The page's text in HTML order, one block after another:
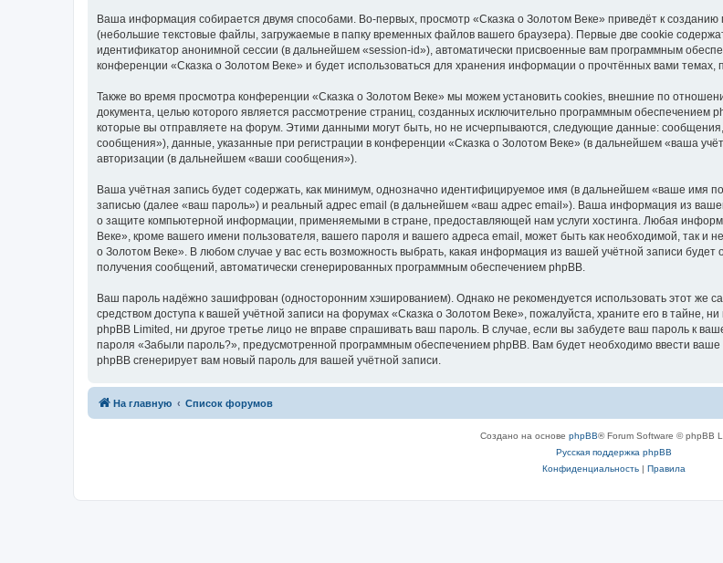
Ваша информация собирается двумя способами. Во-первых, просмотр «Сказка о Золотом Веке» приведёт к
(небольшие текстовые файлы, загружаемые в папку временных файлов вашего браузера). Первые две cookie
идентификатор анонимной сессии (в дальнейшем «session-id»), автоматически присвоенные вам программным
конференции «Сказка о Золотом Веке» и будет использоваться для хранения информации о прочтённых вами
Также во время просмотра конференции «Сказка о Золотом Веке» мы можем установить cookies, внешние по
документа, целью которого является рассмотрение страниц, созданных исключительно программным
которые вы отправляете на форум. Этими данными могут быть, но не исчерпываются, следующие данные:
сообщения»), данные, указанные при регистрации в конференции «Сказка о Золотом Веке» (в дальнейшем «ваша
авторизации (в дальнейшем «ваши сообщения»).
Ваша учётная запись будет содержать, как минимум, однозначно идентифицируемое имя (в дальнейшем «ваше имя
записью (далее «ваш пароль») и реальный адрес email (в дальнейшем «ваш адрес email»). Ваша информация из
о защите компьютерной информации, применяемыми в стране, предоставляющей нам услуги хостинга. Любая
Веке», кроме вашего имени пользователя, вашего пароля и вашего адреса email, может быть как необходимой, так и
о Золотом Веке». В любом случае у вас есть возможность выбрать, какая информация из вашей учётной записи будет
получения сообщений, автоматически сгенерированных программным обеспечением phpBB.
Ваш пароль надёжно зашифрован (односторонним хэшированием). Однако не рекомендуется использовать этот же
средством доступа к вашей учётной записи на форумах «Сказка о Золотом Веке», пожалуйста, храните его в тайне,
phpBB Limited, ни другое третье лицо не вправе спрашивать ваш пароль. В случае, если вы забудете ваш пароль к
пароля «Забыли пароль?», предусмотренной программным обеспечением phpBB. Вам будет необходимо ввести
phpBB сгенерирует вам новый пароль для вашей учётной записи.
На главную Список форумов
Создано на основе phpBB® Forum Software © phpBB
Русская поддержка phpBB
Конфиденциальность| Правила